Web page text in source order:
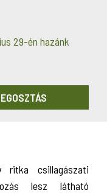
29-én hazánk
ritka csillagászati
lesz látható